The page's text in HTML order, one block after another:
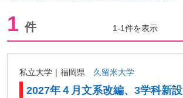
1 件 1-1件を表示
私立大学｜福岡県 久留米大学
2027年４月文系改編、3学科新設